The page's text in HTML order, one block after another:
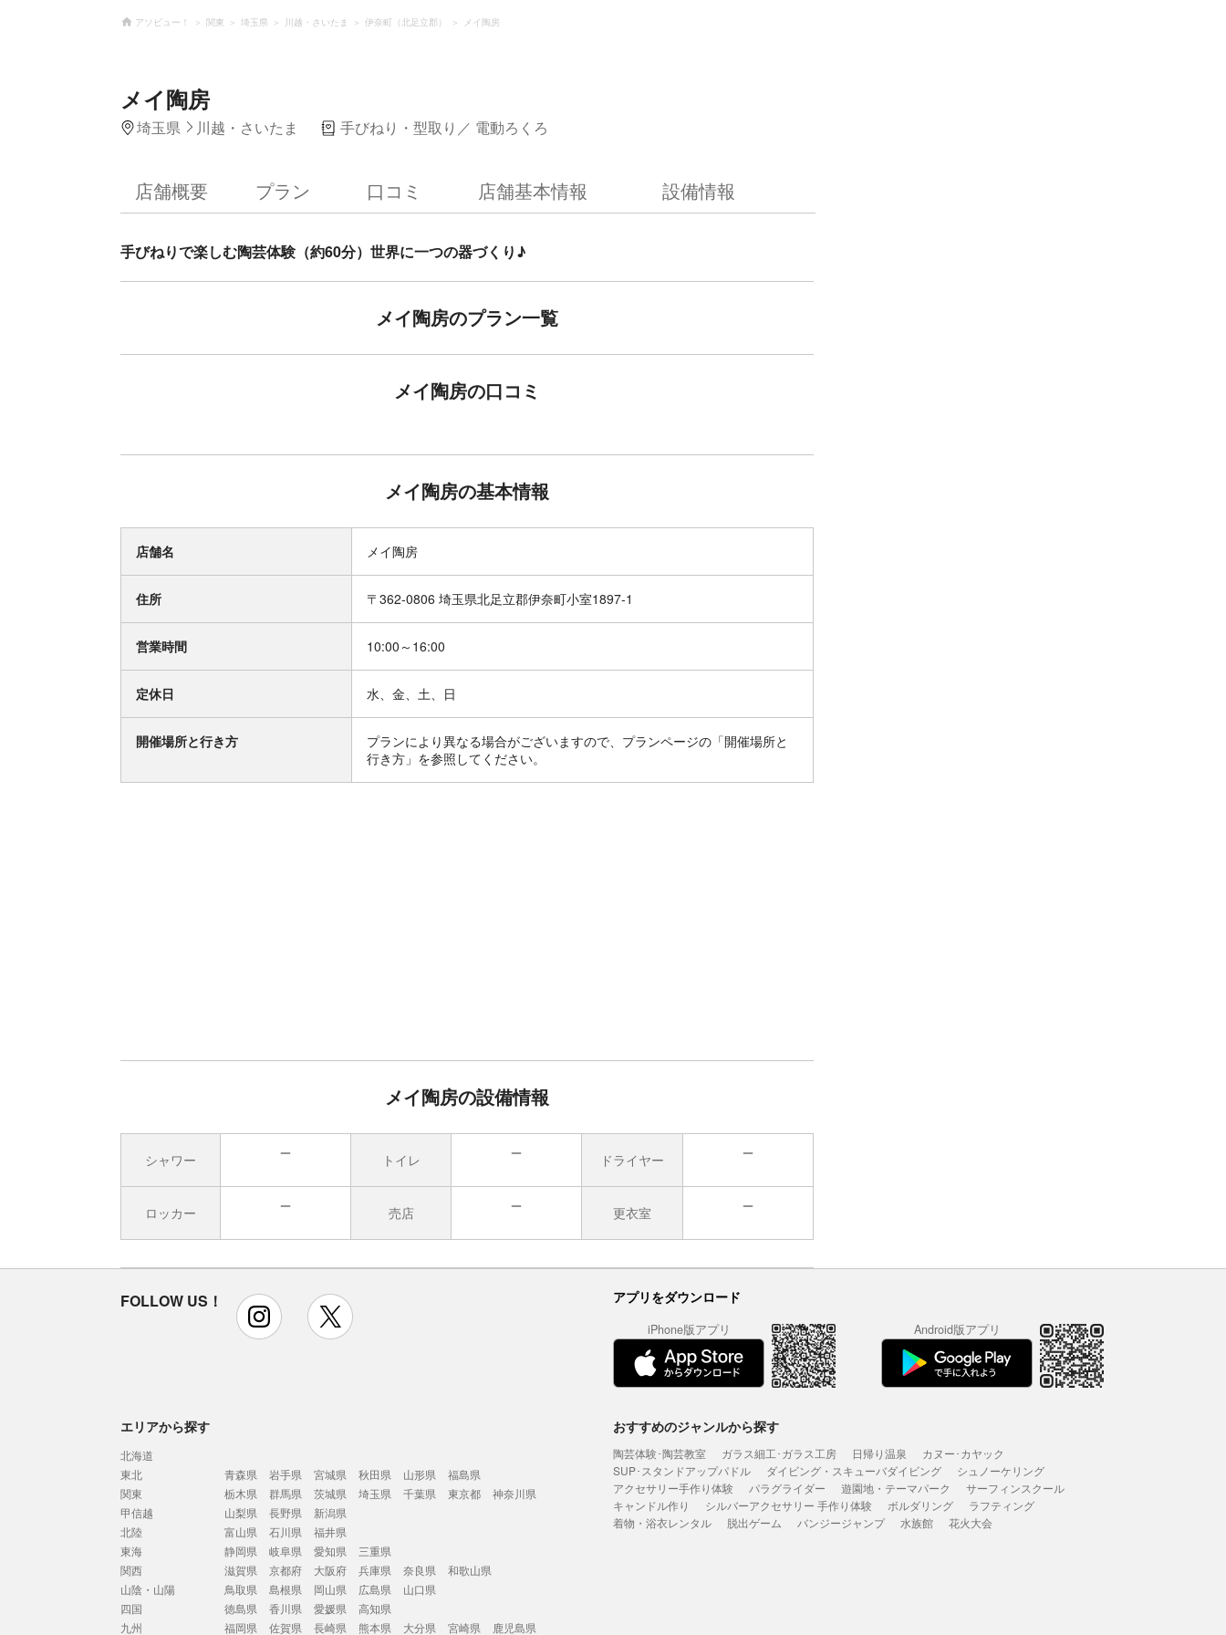
アソビュー！ 関東 埼玉県 川越・さいたま 伊奈町（北足立郡） メイ陶房
メイ陶房
埼玉県 川越・さいたま 手びねり・型取り 電動ろくろ
店舗概要 プラン 口コミ 店舗基本情報 設備情報
手びねりで楽しむ陶芸体験（約60分）世界に一つの器づくり♪
メイ陶房のプラン一覧
メイ陶房の口コミ
メイ陶房の基本情報
店舗名 メイ陶房
住所 〒362-0806 埼玉県北足立郡伊奈町小室1897-1
営業時間 10:00～16:00
定休日 水、金、土、日
開催場所と行き方
プランにより異なる場合がございますので、プランページの「開催場所と
行き方」を参照してください。
メイ陶房の設備情報
シャワー トイレ ドライヤー
ロッカー 売店 更衣室
FOLLOW US！ instagram アプリをダウンロード
iPhone版アプリ Android版アプリ
エリアから探す
北海道
東北
青森県 岩手県 宮城県 秋田県 山形県
福島県
関東
栃木県 群馬県 茨城県 埼玉県 千葉県 東京都
神奈川県
甲信越
山梨県 長野県
新潟県
北陸
富山県 石川県
福井県
東海
静岡県 岐阜県 愛知県
三重県
関西
滋賀県 京都府 大阪府 兵庫県 奈良県
和歌山県
山陰・山陽
鳥取県 島根県 岡山県 広島県
山口県
四国
徳島県 香川県 愛媛県
高知県
九州
福岡県 佐賀県 長崎県 熊本県 大分県 宮崎県 鹿児島県
おすすめのジャンルから探す
陶芸体験･陶芸教室 ガラス細工･ガラス工房 日帰り温泉
カヌー･カヤック
SUP･スタンドアップパドル
ダイビング・スキューバダイビング
シュノーケリング
アクセサリー手作り体験
パラグライダー 遊園地・テーマパーク
サーフィンスクール
キャンドル作り
シルバーアクセサリー 手作り体験 ボルダリング
ラフティング
着物・浴衣レンタル
脱出ゲーム バンジージャンプ 水族館 花火大会